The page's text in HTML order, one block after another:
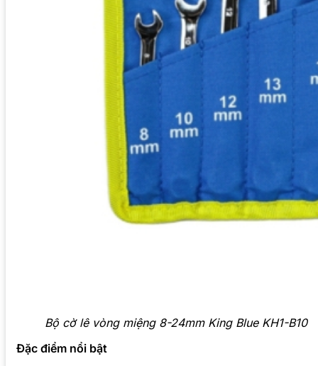
Bộ cờ lê vòng miệng 8-24mm King Blue KH1-B10
Đặc điểm nổi bật